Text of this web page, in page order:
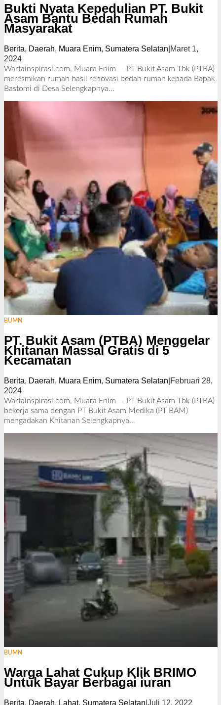
Bukti Nyata Kepedulian PT. Bukit
Asam Bantu Bedah Rumah
Masyarakat
Berita, Daerah, Muara Enim, Sumatera Selatan Maret 1,
2024o
l
e
h
e
d
Wartainspirasi.com, Muara Enim — PT Bukit Asam Tbk (PTBA)
meresmikan rumah hasil renovasi bedah rumah kepada Bapak
Bastomi di Desa Selengkapnya…
BUMN
PT. Bukit Asam (PTBA) Menggelar
Khitanan Massal Gratis di 5
Kecamatan
Berita, Daerah, Muara Enim, Sumatera Selatan Februari 28,
2024o
l
e
h
a
i
Wartainspirasi.com, Muara Enim — PT Bukit Asam Tbk (PTBA)
bekerja sama dengan PT Bukit Asam Medika (PT BAM)
mengadakan Khitanan Selengkapnya…
BUMN
Warga Lahat Cukup Klik BRIMO
Untuk Bayar Berbagai iuran
Berita, Daerah, Lahat, Sumatera Selatan Juli 12, 2022